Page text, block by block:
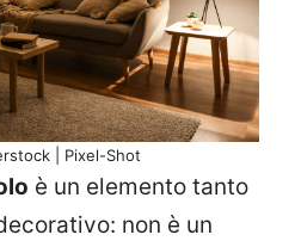
| Pixel-Shot
è un elemento tanto
non è un